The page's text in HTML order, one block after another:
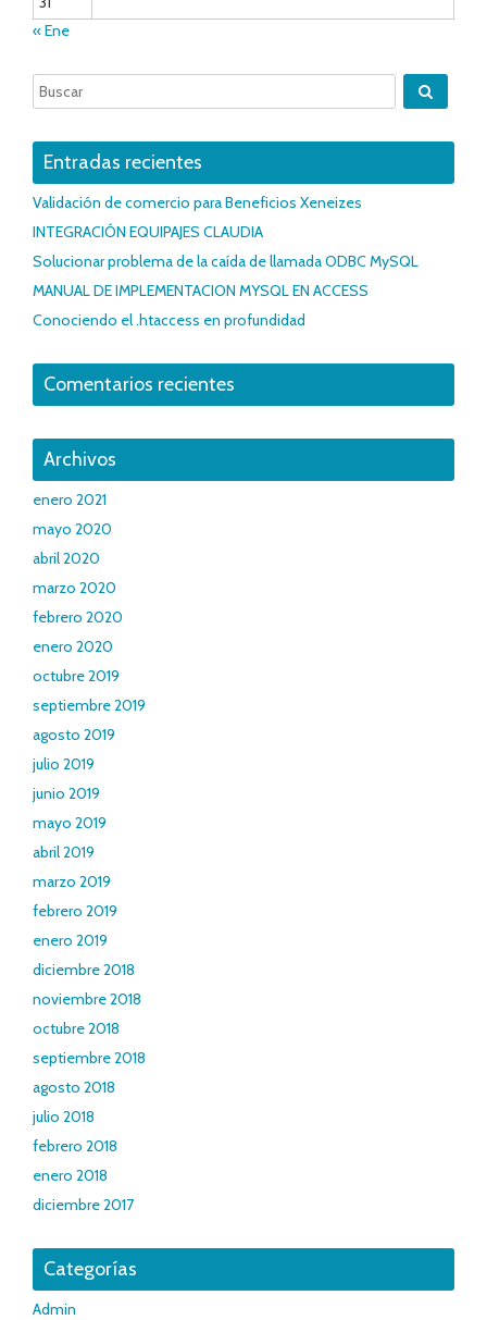
« Ene
Entradas recientes
Validación de comercio para Beneficios Xeneizes
INTEGRACIÓN EQUIPAJES CLAUDIA
Solucionar problema de la caída de llamada ODBC MySQL
MANUAL DE IMPLEMENTACION MYSQL EN ACCESS
Conociendo el .htaccess en profundidad
Comentarios recientes
Archivos
enero 2021
mayo 2020
abril 2020
marzo 2020
febrero 2020
enero 2020
octubre 2019
septiembre 2019
agosto 2019
julio 2019
junio 2019
mayo 2019
abril 2019
marzo 2019
febrero 2019
enero 2019
diciembre 2018
noviembre 2018
octubre 2018
septiembre 2018
agosto 2018
julio 2018
febrero 2018
enero 2018
diciembre 2017
Categorías
Admin